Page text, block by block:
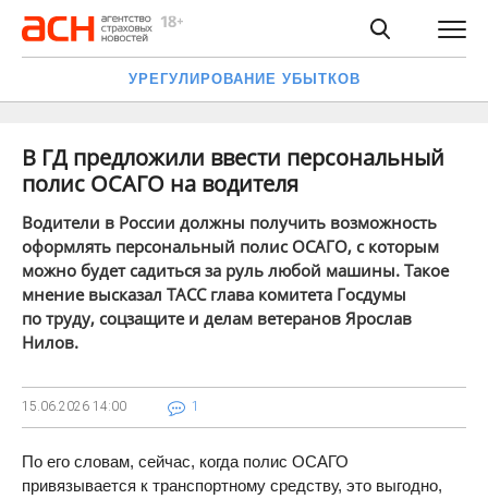
УРЕГУЛИРОВАНИЕ УБЫТКОВ
В ГД предложили ввести персональный
полис ОСАГО на водителя
Водители в России должны получить возможность
оформлять персональный полис ОСАГО, с которым
можно будет садиться за руль любой машины. Такое
мнение высказал ТАСС глава комитета Госдумы
по труду, соцзащите и делам ветеранов Ярослав
Нилов.
15.06.2026 14:00 1
По его словам, сейчас, когда полис ОСАГО
привязывается к транспортному средству, это выгодно,